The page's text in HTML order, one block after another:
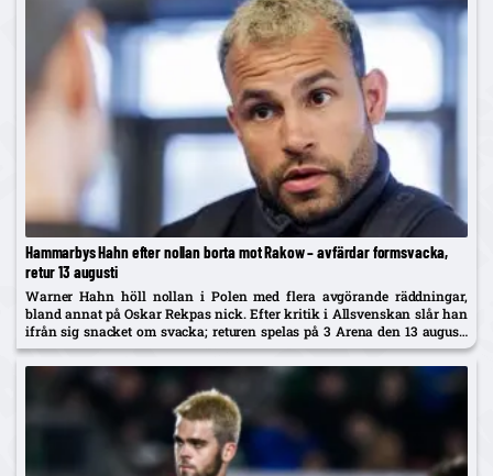
Hammarbys Hahn efter nollan borta mot Rakow – avfärdar formsvacka,
retur 13 augusti
Warner Hahn höll nollan i Polen med flera avgörande räddningar,
bland annat på Oskar Rekpas nick. Efter kritik i Allsvenskan slår han
ifrån sig snacket om svacka; returen spelas på 3 Arena den 13 augusti
och vinnaren går mot Žalgiris/Hajduk...